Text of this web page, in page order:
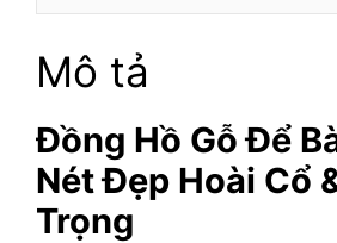
Mô tả
Đồng Hồ Gỗ Để
Nét Đẹp Hoài Cổ
Trọng